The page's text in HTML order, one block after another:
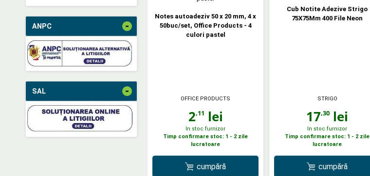
ANPC -
SAL -
Notes autoadeziv 50 x 20 mm, 4 x
50buc/set, Office Products - 4
culori pastel
OFFICE PRODUCTS
2,11 lei
In stoc furnizor
Timp confirmare stoc: 1 - 2 zile
lucratoare
cumpără
Cub Notite Adezive Strigo
75X75Mm 400 File Neon
STRIGO
17,30 lei
In stoc furnizor
Timp confirmare stoc: 1 - 2 zile
lucratoare
cumpără